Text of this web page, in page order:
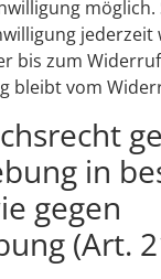
möglich.
jederzeit
bis zum
bleibt vom
in
gegen
(Art.